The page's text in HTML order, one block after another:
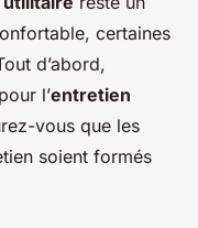
certaines
d’abord,
l’entretien
vous que les
soient formés